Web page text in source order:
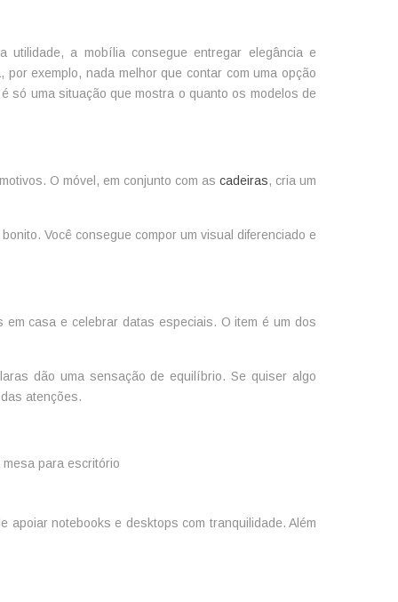
utilidade, a mobília consegue entregar elegância e
exemplo, nada melhor que contar com uma opção
só uma situação que mostra o quanto os modelos de
O móvel, em conjunto com as cadeiras, cria um
Você consegue compor um visual diferenciado e
casa e celebrar datas especiais. O item é um dos
dão uma sensação de equilíbrio. Se quiser algo
atenções.
mesa para escritório
apoiar notebooks e desktops com tranquilidade. Além